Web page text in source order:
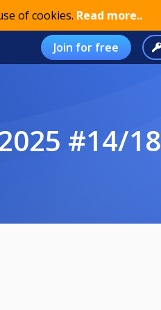
of cookies. Read more..
Join for free
2025 #14/18